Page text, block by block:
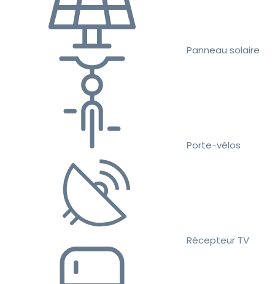
Panneau solaire
Porte-vélos
Récepteur TV